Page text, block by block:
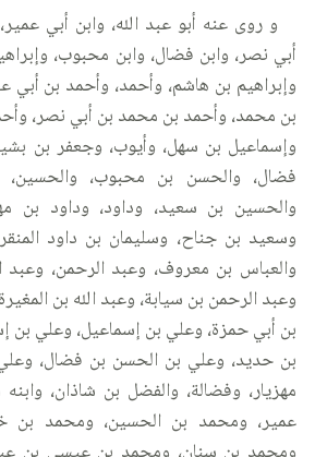
و روى عنه أبو عبد الله، وابن أبي
أبي نصر، وابن فضال، وابن محبوب،
وإبراهيم بن هاشم، وأحمد، وأحمد بن أبي
بن محمد، وأحمد بن محمد بن أبي نصر،
وإسماعيل بن سهل، وأيوب، وجعفر بن
فضال، والحسن بن محبوب،
والحسين بن سعيد، وداود، وداود بن
وسعيد بن جناح، وسليمان بن داود
والعباس بن معروف، وعبد الرحمن، وعبد
وعبد الرحمن بن سيابة، وعبد الله بن
بن أبي حمزة، وعلي بن إسماعيل، وعلي بن
بن حديد، وعلي بن الحسن بن فضال،
مهزيار، وفضالة، والفضل بن شاذان،
عمير، ومحمد بن الحسين، ومحمد بن